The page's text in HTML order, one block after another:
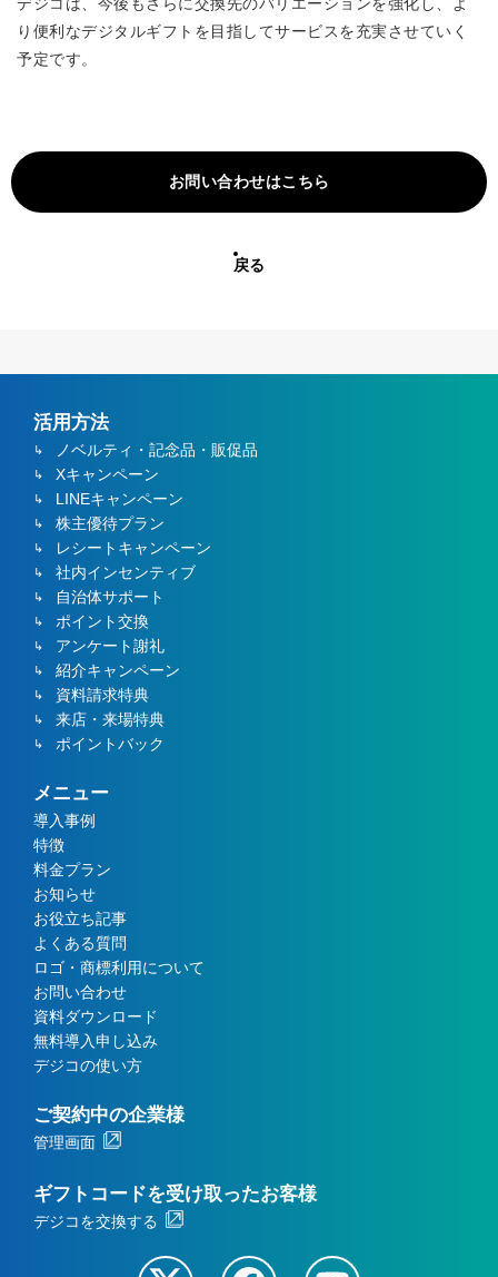
り便利なデジタルギフトを目指してサービスを充実させていく
予定です。
お問い合わせはこちら
戻る
活用方法
ノベルティ・記念品・販促品
Xキャンペーン
LINEキャンペーン
株主優待プラン
レシートキャンペーン
社内インセンティブ
自治体サポート
ポイント交換
アンケート謝礼
紹介キャンペーン
資料請求特典
来店・来場特典
ポイントバック
メニュー
導入事例
特徴
料金プラン
お知らせ
お役立ち記事
よくある質問
ロゴ・商標利用について
お問い合わせ
資料ダウンロード
無料導入申し込み
デジコの使い方
ご契約中の企業様
管理画面
ギフトコードを受け取ったお客様
デジコを交換する